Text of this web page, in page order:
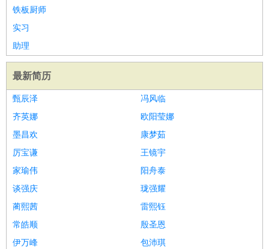
铁板厨师
实习
助理
最新简历
甄辰泽
冯风临
齐英娜
欧阳莹娜
墨昌欢
康梦茹
厉宝谦
王镜宇
家瑜伟
阳舟泰
谈强庆
珑强耀
蔺熙茜
雷熙钰
常皓顺
殷圣恩
伊万峰
包沛琪